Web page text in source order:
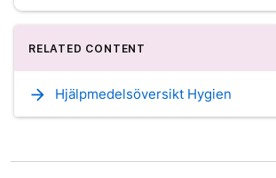
RELATED CONTENT
arrow_forward Hjälpmedelsöversikt Hygien